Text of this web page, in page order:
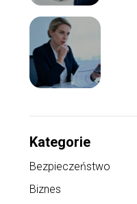
Kategorie
Bezpieczeństwo
Biznes